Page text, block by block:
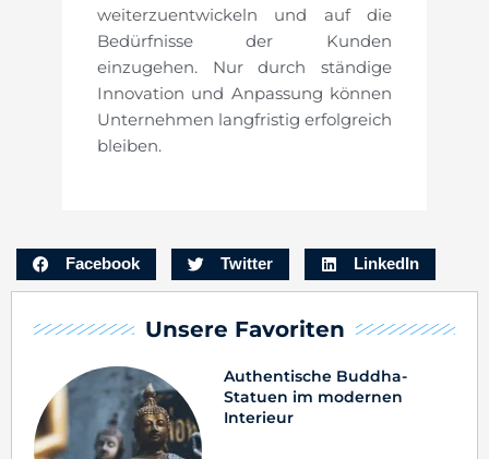
Unsere Favoriten
Authentische Buddha-
Statuen im modernen
Interieur
weiterzuentwickeln und auf die
Bedürfnisse der Kunden
einzugehen. Nur durch ständige
Innovation und Anpassung können
Unternehmen langfristig erfolgreich
bleiben.
Facebook Twitter LinkedIn